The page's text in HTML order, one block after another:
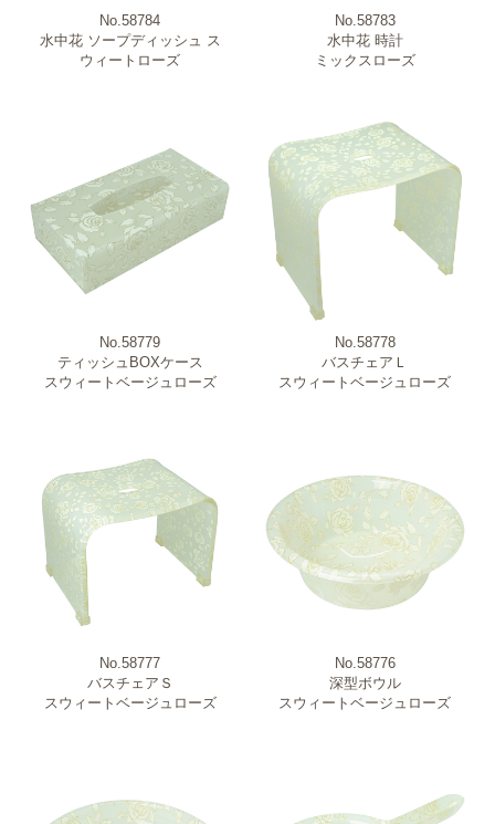
No.58784
水中花 ソープディッシュ ス
ウィートローズ
No.58783
水中花 時計
ミックスローズ
No.58779
ティッシュBOXケース
スウィートベージュローズ
No.58778
バスチェアＬ
スウィートベージュローズ
No.58777
バスチェアＳ
スウィートベージュローズ
No.58776
深型ボウル
スウィートベージュローズ